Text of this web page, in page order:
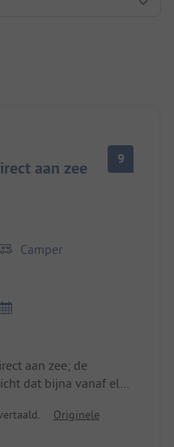
aan zee
9
Camper
aan zee; de
dat bijna vanaf elke
momenteel nieuw
vriendelijk met
Originele